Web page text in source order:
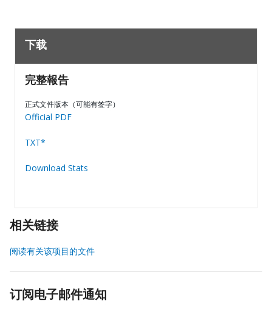
下载
完整報告
正式文件版本（可能有签字）
Official PDF
TXT*
Download Stats
相关链接
阅读有关该项目的文件
订阅电子邮件通知